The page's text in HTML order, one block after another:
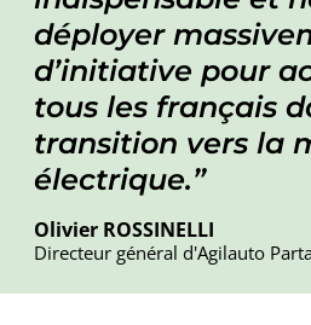
déployer
d’initiative pour
tous les français
transition vers la
électrique.
Olivier ROSSINELLI
Directeur général d'Agilauto